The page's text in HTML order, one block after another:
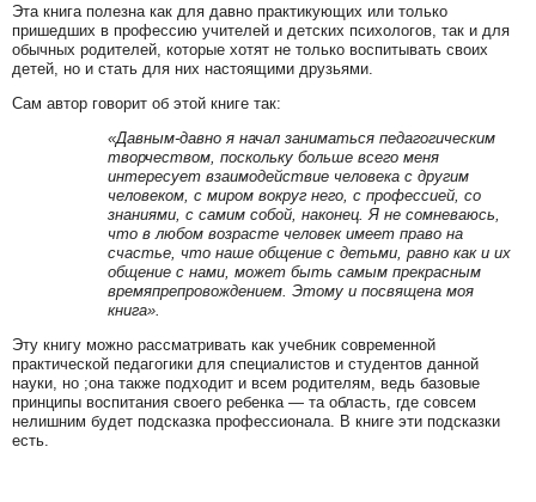
Эта книга полезна как для давно практикующих или только
пришедших в профессию учителей и детских психологов, так и для
обычных родителей, которые хотят не только воспитывать своих
детей, но и стать для них настоящими друзьями.
Сам автор говорит об этой книге так:
«Давным-давно я начал заниматься педагогическим
творчеством, поскольку больше всего меня
интересует взаимодействие человека с другим
человеком, с миром вокруг него, с профессией, со
знаниями, с самим собой, наконец. Я не сомневаюсь,
что в любом возрасте человек имеет право на
счастье, что наше общение с детьми, равно как и их
общение с нами, может быть самым прекрасным
времяпрепровождением. Этому и посвящена моя
книга».
Эту книгу можно рассматривать как учебник современной
практической педагогики для специалистов и студентов данной
науки, но ;она также подходит и всем родителям, ведь базовые
принципы воспитания своего ребенка — та область, где совсем
нелишним будет подсказка профессионала. В книге эти подсказки
есть.